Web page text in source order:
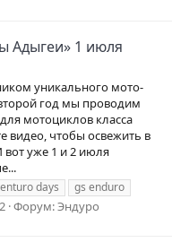
Адыгеи» 1 июля
уникального мото-
год мы проводим
мотоциклов класса
видео, чтобы освежить в
уже 1 и 2 июля
days
gs enduro
Форум:Эндуро